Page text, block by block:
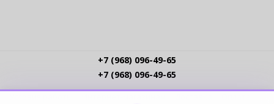
+7 (968) 096-49-65
+7 (968) 096-49-65